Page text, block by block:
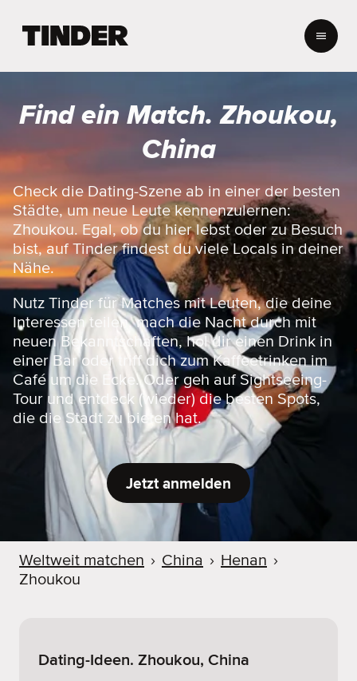
r
a
r
t
s
e
i
t
e
Find ein Match. Zhoukou,
China
Check die Dating-Szene ab in einer der besten
Städte, um neue Leute kennenzulernen:
Zhoukou. Egal, ob du hier lebst oder zu Besuch
bist, auf Tinder findest du viele Locals in deiner
Nähe.
Nutz Tinder für Matches mit Leuten, die deine
Interessen teilen, mach die Nacht durch mit
neuen Bekanntschaften, hol dir einen Drink in
einer Bar oder triff dich zum Kaffeetrinken im
Café um die Ecke. Oder geh auf Sightseeing-
Tour und entdeck (wieder) die besten Spots,
die die Stadt zu bieten hat.
Jetzt anmelden
Weltweit matchen › China › Henan ›
Zhoukou
Dating-Ideen. Zhoukou, China